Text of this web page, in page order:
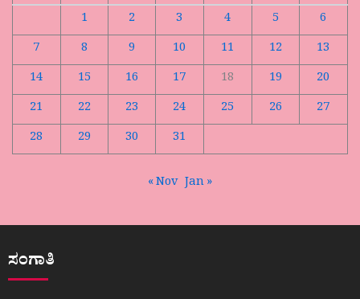
1
2 3 4 5
6
7
8 9 10 11 12
13
14
15 16 17 18 19
20
21
22 23 24 25 26
27
28
29 30 31
« Nov Jan »
ಸಂಗಾತಿ